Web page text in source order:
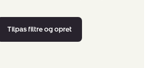
Tilpas filtre og opret